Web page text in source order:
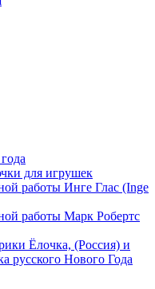
для игрушек
работы Инге Глас (Inge
работы Марк Робертс
Ёлочка, (Россия) и
русского Нового Года